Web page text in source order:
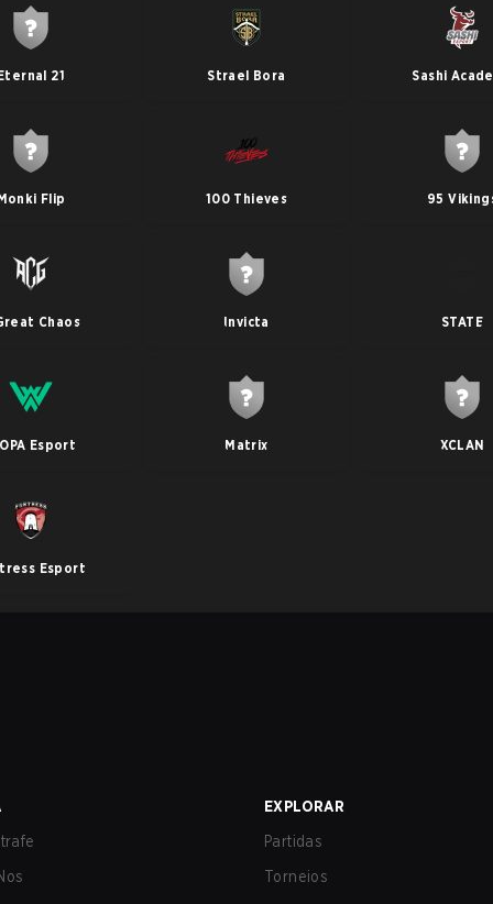
21 Strael Bora Sashi
Flip 100 Thieves 95
Chaos Invicta STATE
Esport Matrix XCLAN
Esport
EXPLORAR
Partidas
Torneios